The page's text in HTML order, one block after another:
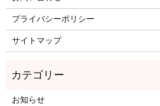
プライバシーポリシー
サイトマップ
お知らせ